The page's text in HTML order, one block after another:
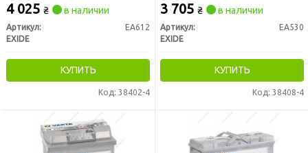
4 025 ₴ в наличии
Артикул:
EA612
EXIDE
КУПИТЬ
Код: 38402-4
3 705 ₴ в наличии
Артикул:
EA530
EXIDE
КУПИТЬ
Код: 38408-4